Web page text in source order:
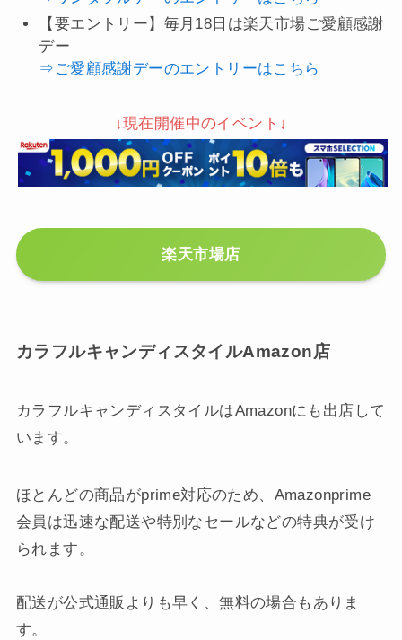
【要エントリー】毎月18日は楽天市場ご愛顧感謝
デー
⇒ご愛顧感謝デーのエントリーはこちら
↓現在開催中のイベント↓
楽天市場店
カラフルキャンディスタイルAmazon店
カラフルキャンディスタイルはAmazonにも出店して
います。
ほとんどの商品がprime対応のため、Amazonprime
会員は迅速な配送や特別なセールなどの特典が受け
られます。
配送が公式通販よりも早く、無料の場合もありま
す。